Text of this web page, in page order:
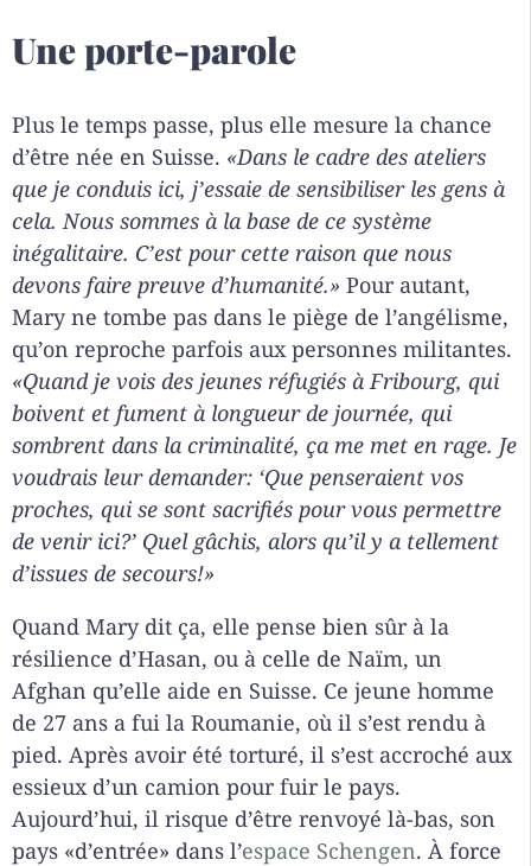
Une porte-parole
Plus le temps passe, plus elle mesure la chance
d’être née en Suisse. «Dans le cadre des ateliers
que je conduis ici, j’essaie de sensibiliser les gens à
cela. Nous sommes à la base de ce système
inégalitaire. C’est pour cette raison que nous
devons faire preuve d’humanité.» Pour autant,
Mary ne tombe pas dans le piège de l’angélisme,
qu’on reproche parfois aux personnes militantes.
«Quand je vois des jeunes réfugiés à Fribourg, qui
boivent et fument à longueur de journée, qui
sombrent dans la criminalité, ça me met en rage. Je
voudrais leur demander: ‘Que penseraient vos
proches, qui se sont sacrifiés pour vous permettre
de venir ici?’ Quel gâchis, alors qu’il y a tellement
d’issues de secours!»
Quand Mary dit ça, elle pense bien sûr à la
résilience d’Hasan, ou à celle de Naïm, un
Afghan qu’elle aide en Suisse. Ce jeune homme
de 27 ans a fui la Roumanie, où il s’est rendu à
pied. Après avoir été torturé, il s’est accroché aux
essieux d’un camion pour fuir le pays.
Aujourd’hui, il risque d’être renvoyé là-bas, son
pays «d’entrée» dans l’espace Schengen. À force